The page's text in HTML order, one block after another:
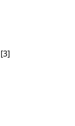
[3]